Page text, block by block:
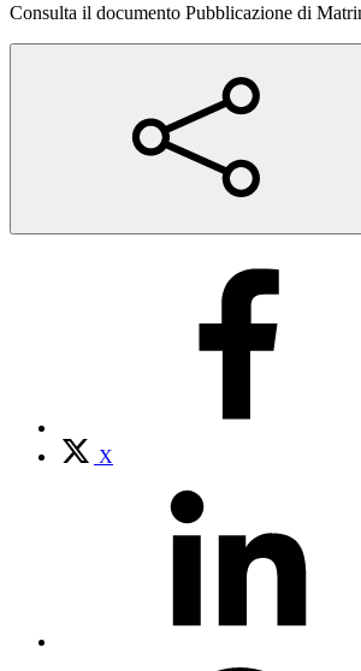
Consulta il documento Pubblicazione di
X